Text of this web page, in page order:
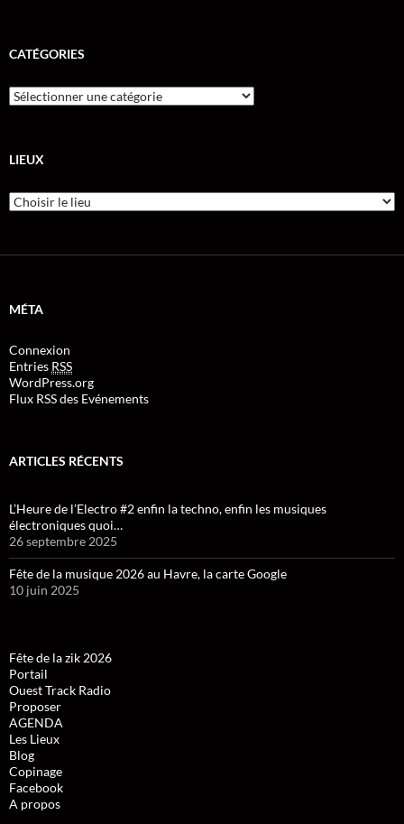
CATÉGORIES
LIEUX
MÉTA
Connexion
Entries RSS
WordPress.org
Flux RSS des Evénements
ARTICLES RÉCENTS
L’Heure de l’Electro #2 enfin la techno, enfin les musiques
électroniques quoi…
26 septembre 2025
Fête de la musique 2026 au Havre, la carte Google
10 juin 2025
Fête de la zik 2026
Portail
Ouest Track Radio
Proposer
AGENDA
Les Lieux
Blog
Copinage
Facebook
A propos